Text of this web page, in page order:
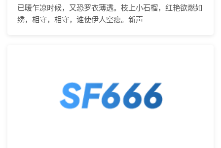
已暖乍凉时候，又恐罗衣薄透。枝上小石榴，红艳欲燃如
绣，相守，相守，谁使伊人空瘦。新声